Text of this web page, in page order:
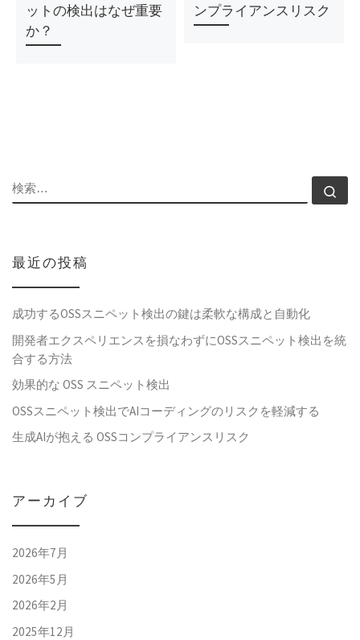
ットの検出はなぜ重要
か？
ンプライアンスリスク
検索
最近の投稿
成功するOSSスニペット検出の鍵は柔軟な構成と自動化
開発者エクスペリエンスを損なわずにOSSスニペット検出を統
合する方法
効果的な OSS スニペット検出
OSSスニペット検出でAIコーディングのリスクを軽減する
生成AIが抱える OSSコンプライアンスリスク
アーカイブ
2026年7月
2026年5月
2026年2月
2025年12月